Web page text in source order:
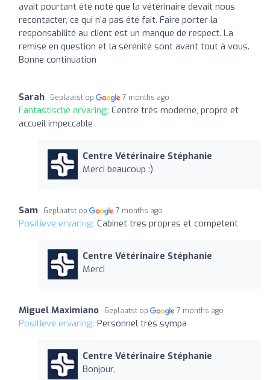
avait pourtant été noté que la vétérinaire devait nous
recontacter, ce qui n’a pas été fait. Faire porter la
responsabilité au client est un manque de respect. La
remise en question et la sérénité sont avant tout à vous.
Bonne continuation
Sarah Geplaatst op 7 months ago
Fantastische ervaring: Centre très moderne, propre et
accueil impeccable
Centre Vétérinaire Stéphanie
Merci beaucoup :)
Sam Geplaatst op 7 months ago
Positieve ervaring: Cabinet tres propres et competent
Centre Vétérinaire Stéphanie
Merci
Miguel Maximiano Geplaatst op 7 months ago
Positieve ervaring: Personnel très sympa
Centre Vétérinaire Stéphanie
Bonjour,